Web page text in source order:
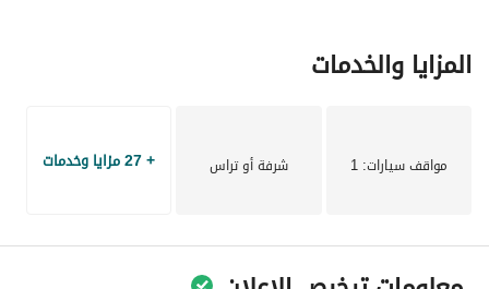
المزايا والخدمات
مواقف سيارات: 1 شرفة أو تراس + 27 مزايا وخدمات